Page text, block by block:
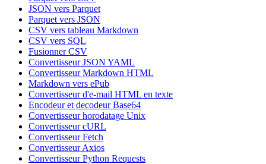
JSON vers Parquet
Parquet vers JSON
CSV vers tableau Markdown
CSV vers SQL
Fusionner CSV
Convertisseur JSON YAML
Convertisseur Markdown HTML
Markdown vers ePub
Convertisseur d'e-mail HTML en texte
Encodeur et decodeur Base64
Convertisseur horodatage Unix
Convertisseur cURL
Convertisseur Fetch
Convertisseur Axios
Convertisseur Python Requests